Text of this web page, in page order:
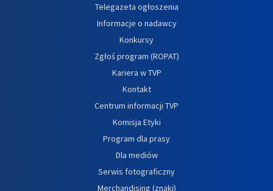
Telegazeta ogłoszenia
Informacje o nadawcy
Konkursy
Zgłoś program (ROPAT)
Kariera w TVP
Kontakt
Centrum informacji TVP
Komisja Etyki
Program dla prasy
Dla mediów
Serwis fotograficzny
Merchandising (znaki)